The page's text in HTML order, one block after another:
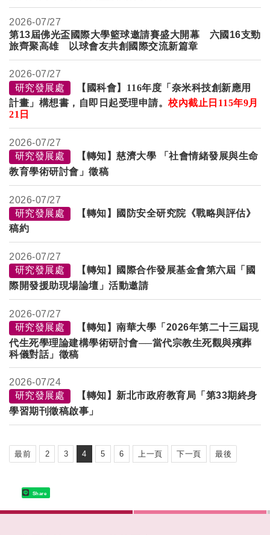
2026-07/27
第13屆佛光盃國際大學籃球邀請賽盛大開幕 六國 16支勁
旅齊聚高雄 以球會友共創國際交流新篇章
2026-07/27
研究發展處
【國科會】116年度「奈米科技創新應用
計畫」構想書，自即日起受理申請。 校內截止日 115年9月
21日
2026-07/27
研究發展處
【轉知】慈濟大學 「社會情緒發展與生命
教育學術研討會」徵稿
2026-07/27
研究發展處
【轉知】國防安全研究院《戰略與評估》
稿約
2026-07/27
研究發展處
【轉知】國際合作發展基金會第六屆「國
際開發援助現場論壇」活動邀請
2026-07/27
研究發展處
【轉知】南華大學「2026年第二十三屆現
代生死學理論建構學術研討會──當代宗教生死觀與殯葬
科儀對話」徵稿
2026-07/24
研究發展處
【轉知】新北市政府教育局「第33期終身
學習期刊徵稿啟事」
最前 2 3 4 5 6 上一頁 下一頁 最後
Share